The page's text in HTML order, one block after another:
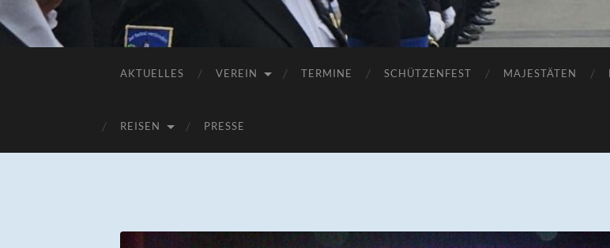
AKTUELLES VEREIN TERMINE SCHÜTZENFEST MAJESTÄTEN
REISEN PRESSE